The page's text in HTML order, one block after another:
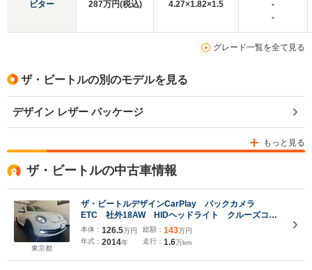
ビター 287万円(税込) 4.27×1.82×1.5
-
-
グレード一覧を全て見る
ザ・ビートルの別のモデルを見る
デザイン レザー パッケージ
もっと見る
ザ・ビートルの中古車情報
東京都
ザ・ビートルデザインCarPlay バックカメラ
ETC 社外18AW HIDヘッドライト クルーズコン
トロール シートカバー
本体： 126.5万円
年式： 2014年
総額： 143万円
走行： 1.6万km